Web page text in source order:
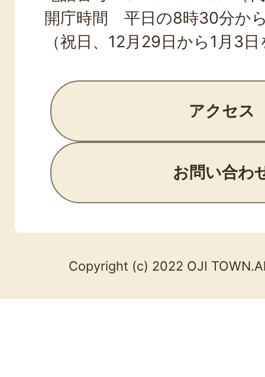
開庁時間 平日の8時30分か
（祝日、12月29日から1月3
アクセス
お問い合わ
Copyright (c) 2022 OJI